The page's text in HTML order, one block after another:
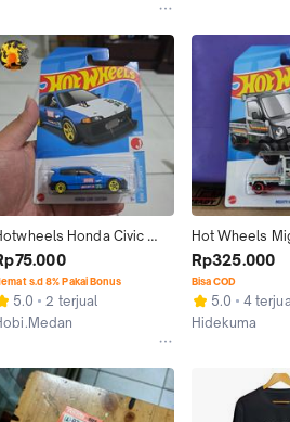
Honda Civic
Biru Ryu Asada
s.d 8% Pakai Bonus
5.0
2 terjual
Hot Wheels
Zamac Silver
Edition |
Zamac Rare
Asada
Rp325.000
Bisa COD
5.0
4 terjual
Hidekuma